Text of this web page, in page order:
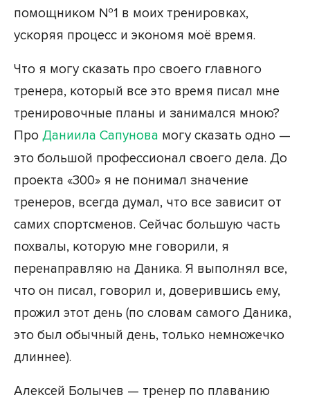
помощником №1 в моих тренировках,
ускоряя процесс и экономя моё время.
Что я могу сказать про своего главного
тренера, который все это время писал мне
тренировочные планы и занимался мною?
Про Даниила Сапунова могу сказать одно —
это большой профессионал своего дела. До
проекта «300» я не понимал значение
тренеров, всегда думал, что все зависит от
самих спортсменов. Сейчас большую часть
похвалы, которую мне говорили, я
перенаправляю на Даника. Я выполнял все,
что он писал, говорил и, доверившись ему,
прожил этот день (по словам самого Даника,
это был обычный день, только немножечко
длиннее).
Алексей Болычев — тренер по плаванию